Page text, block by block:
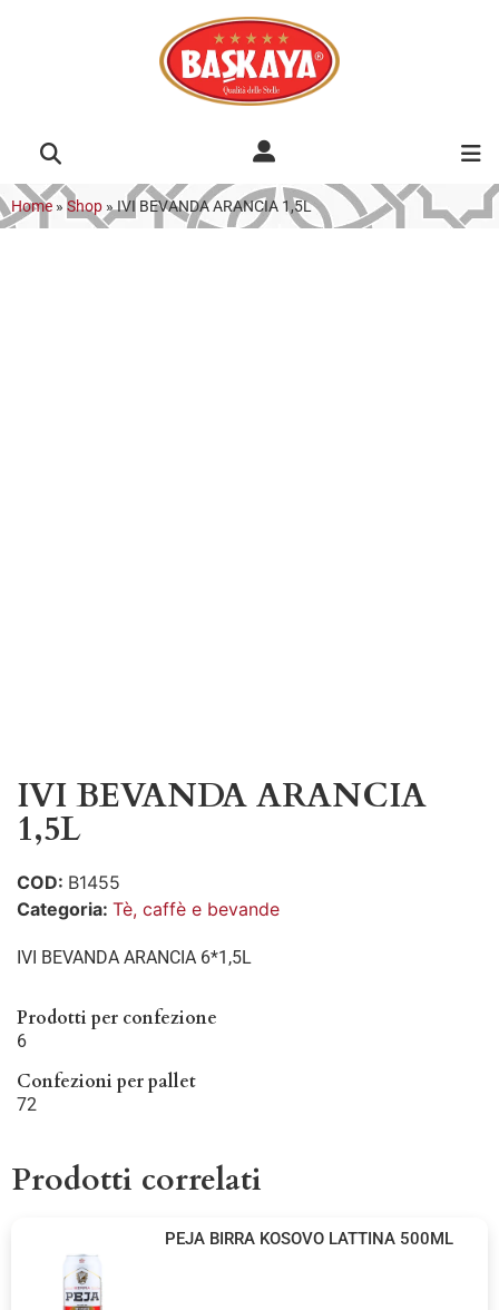
Home » Shop »IVI BEVANDA ARANCIA 1,5L
IVI BEVANDA ARANCIA
1,5L
COD: B1455
Categoria: Tè, caffè e bevande
IVI BEVANDA ARANCIA 6*1,5L
Prodotti per confezione
6
Confezioni per pallet
72
Prodotti correlati
PEJA BIRRA KOSOVO LATTINA 500ML